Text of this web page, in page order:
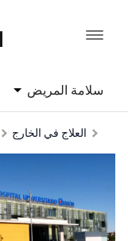
سلامة المريض
العلاج في الخارج